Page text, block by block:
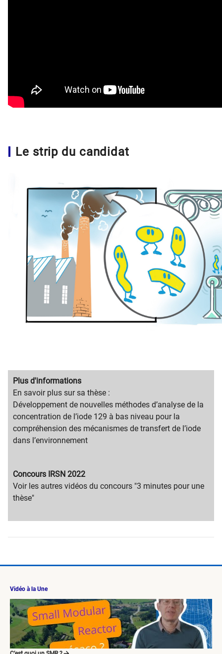
Le strip du candidat
Migration
content
title
Plus d'informations
Migration
content
text
En savoir plus sur sa thèse :
Développement de nouvelles méthodes d’analyse de la
concentration de l’iode 129 à bas niveau pour la
compréhension des mécanismes de transfert de l’iode
dans l’environnement
Migration
content
title
Concours IRSN 2022
Migration
content
​Voir les a​utres vidéos du concours​ "3 minutes pour une
thèse"
Vidéo à la Une